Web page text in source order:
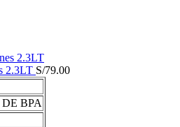
2.3LT S/79.00
BPA